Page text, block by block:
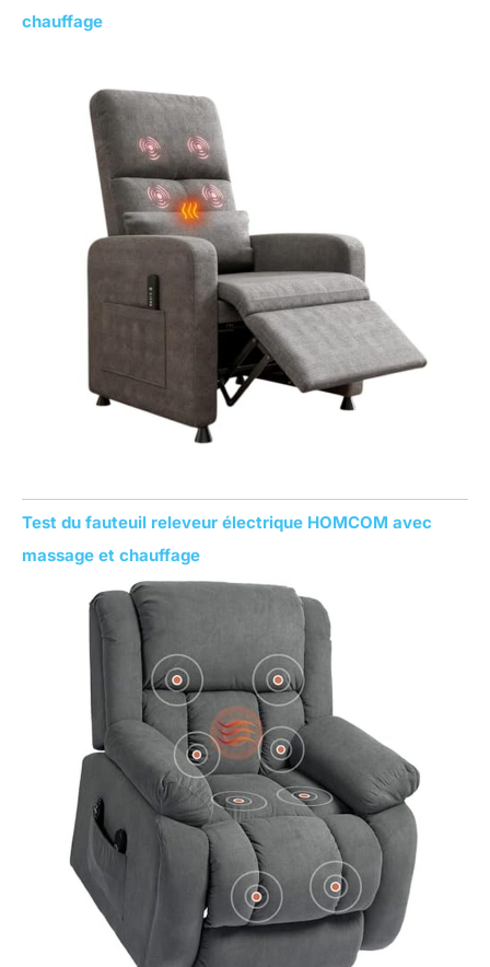
chauffage
Test du fauteuil releveur électrique HOMCOM avec
massage et chauffage